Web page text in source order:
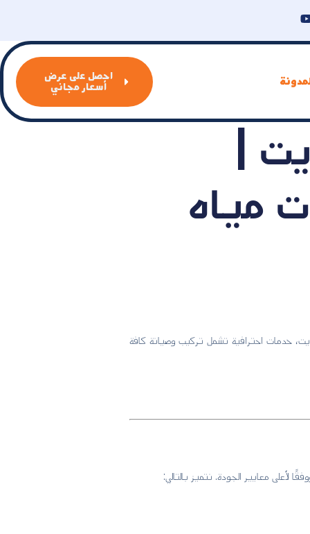
احصل على عرض
أسعار مجاني
|
خدمات احترافية تشمل تركيب وصيانة كافة
لأعلى معايير الجودة. نتميز بالتالي: